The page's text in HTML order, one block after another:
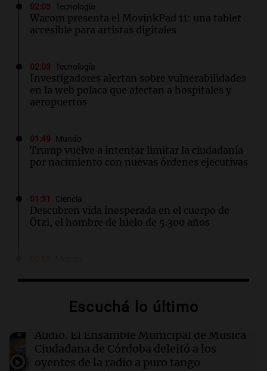
02:03 Tecnología
Wacom presenta el MovinkPad 11: una tablet
accesible para artistas digitales
02:03 Tecnología
Investigadores alertan sobre vulnerabilidades
en la web polaca que afectan a hospitales y
aeropuertos
01:49 Mundo
Trump vuelve a intentar limitar la ciudadanía
por nacimiento con nuevas órdenes ejecutivas
01:31 Ciencia
Descubren vida inesperada en el cuerpo de
Ötzi, el hombre de hielo de 5.300 años
escuelas y actividades turísticas en varias
00:32 Clima
Clima en Salta: cómo estará el tiempo este
sábado 8 de agosto
Escuchá lo último
Audio. El Ensamble Municipal de Música
Ciudadana de Córdoba deleitó a los
oyentes de la radio a puro tango